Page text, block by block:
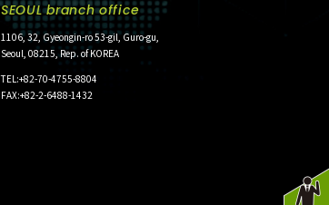
SEOUL branch office
1106, 32, Gyeongin-ro 53-gil, Guro-gu,
Seoul, 08215, Rep. of KOREA
TEL:+82-70-4755-8804
FAX:+82-2-6488-1432